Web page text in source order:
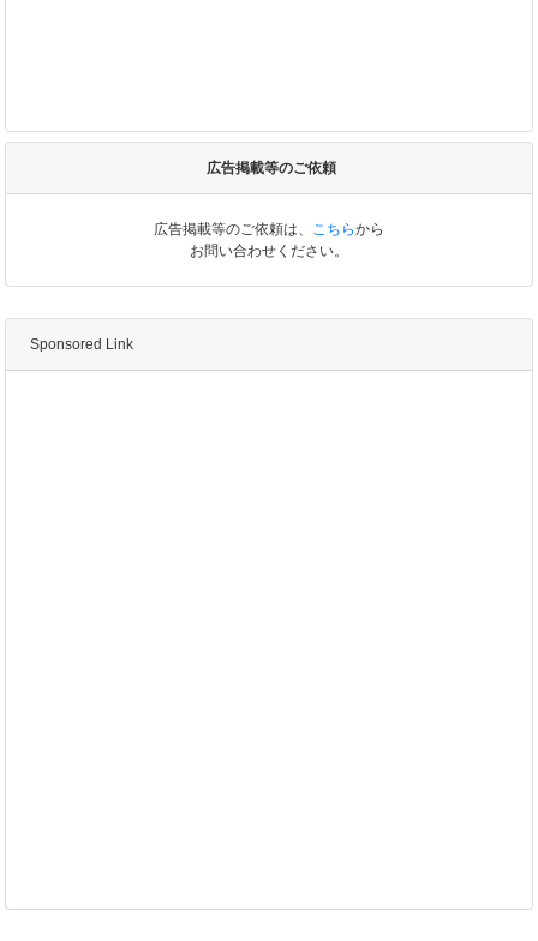
広告掲載等のご依頼
広告掲載等のご依頼は、 こちらから
お問い合わせください。
Sponsored Link